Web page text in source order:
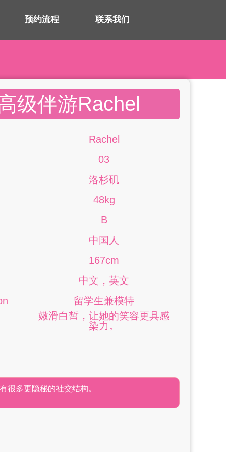
预约流程 联系我们
级伴游Rachel
Rachel
03
洛杉矶
48kg
B
中国人
167cm
中文，英文
留学生兼模特
嫩滑白皙，让她的笑容更具感
染力。
很多更隐秘的社交结构。